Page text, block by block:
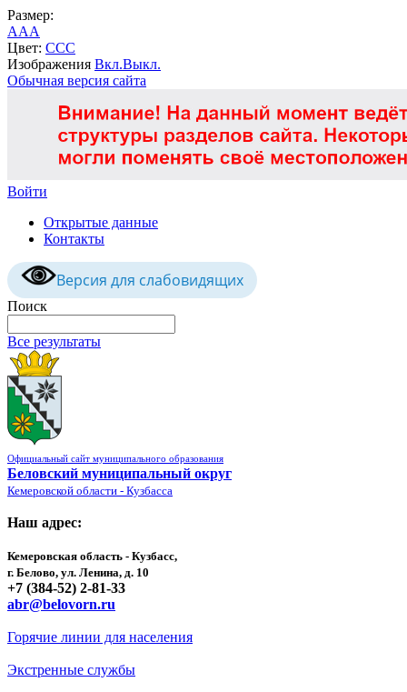
Размер:
AAA
Цвет: CCC
Изображения Вкл.Выкл.
Обычная версия сайта
Войти
Открытые данные
Контакты
Версия для слабовидящих
Поиск
Все результаты
Официальный сайт муниципального образования
Беловский муниципальный округ
Кемеровской области - Кузбасса
Наш адрес:
Кемеровская область - Кузбасс,
г. Белово, ул. Ленина, д. 10
+7 (384-52) 2-81-33
abr@belovorn.ru
Горячие линии для населения
Экстренные службы